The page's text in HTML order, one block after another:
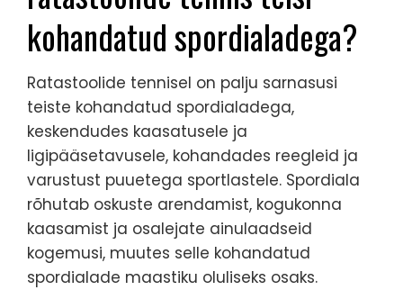
kohandatud spordialadega?
Ratastoolide tennisel on palju sarnasusi
teiste kohandatud spordialadega,
keskendudes kaasatusele ja
ligipääsetavusele, kohandades reegleid ja
varustust puuetega sportlastele. Spordiala
rõhutab oskuste arendamist, kogukonna
kaasamist ja osalejate ainulaadseid
kogemusi, muutes selle kohandatud
spordialade maastiku oluliseks osaks.